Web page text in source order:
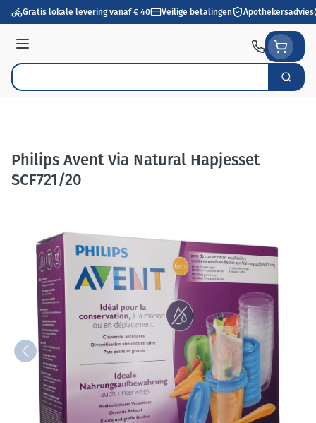
Ga naar de inhoud
Gratis lokale levering vanaf € 40 Veilige betalingen Apothekersadvies
Menu
Product, merk, categorie... Zoek
Philips Avent Via Natural Hapjesset
SCF721/20